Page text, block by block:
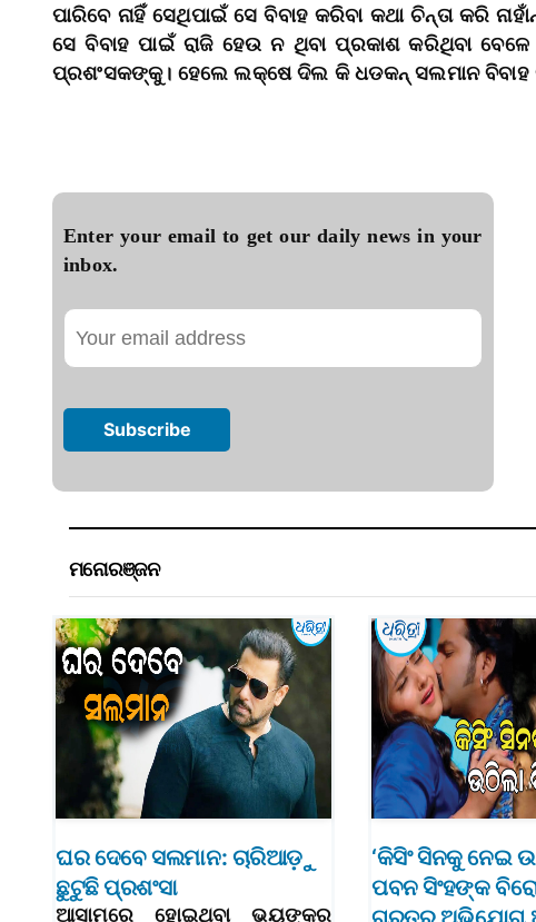
ପାରିବେ ନାହିଁ ସେଥିପାଇଁ ସେ ବିବାହ କରିବା କଥା ଚିନ୍ତା କରି
ସେ ବିବାହ ପାଇଁ ରାଜି ହେଉ ନ ଥିବା ପ୍ରକାଶ କରିଥିବା
ପ୍ରଶଂସକଙ୍କୁ। ହେଲେ ଲକ୍ଷେ ଦିଲ କି ଧଡକନ୍‌ ସଲମାନ ବିବାହ
Enter your email to get our daily news in your
inbox.
ମନୋରଞ୍ଜନ
ଘର ଦେବେ ସଲମାନ: ଚାରିଆଡ଼ୁ
ଛୁଟୁଛି ପ୍ରଶଂସା
ଆସାମରେ ହୋଇଥିବା ଭୟଙ୍କର
‘କିସିଂ ସିନକୁ ନେଇ
ପବନ ସିଂହଙ୍କ